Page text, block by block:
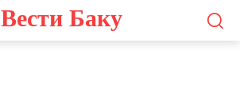
Вести Баку